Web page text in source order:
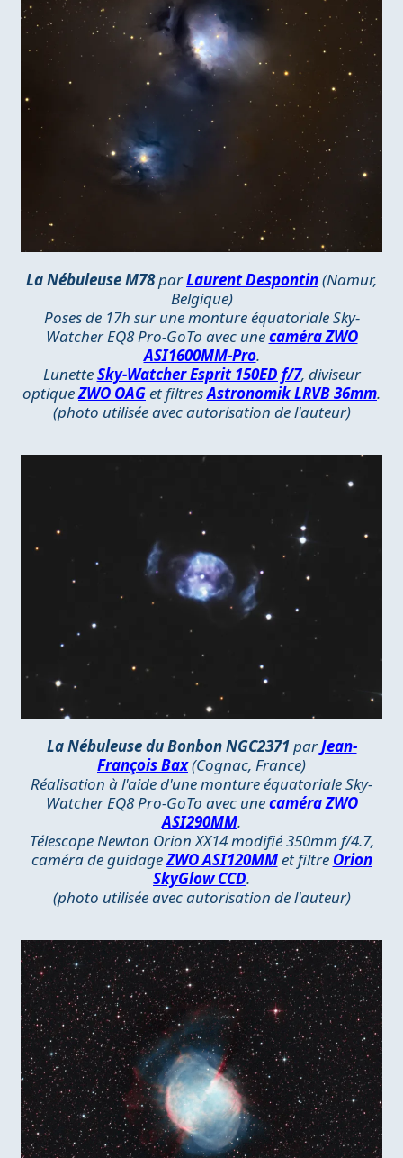
La Nébuleuse M78parLaurent Despontin(Namur,
Belgique)
Poses de 17h sur une monture équatoriale Sky-
Watcher EQ8 Pro-GoTo avec unecaméra ZWO
ASI1600MM-Pro.
LunetteSky-Watcher Esprit 150ED f/7, diviseur
optiqueZWO OAGet filtresAstronomik LRVB 36mm.
(photo utilisée avec autorisation de l'auteur)
La Nébuleuse du Bonbon NGC2371parJean-
François Bax(Cognac, France)
Réalisation à l'aide d'une monture équatoriale Sky-
Watcher EQ8 Pro-GoTo avec unecaméra ZWO
ASI290MM.
Télescope Newton Orion XX14 modifié 350mm f/4.7,
caméra de guidageZWO ASI120MMet filtre Orion
SkyGlow CCD.
(photo utilisée avec autorisation de l'auteur)